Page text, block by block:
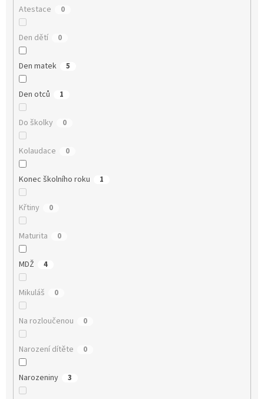
Atestace 0
Den dětí 0
Den matek 5
Den otců 1
Do školky 0
Kolaudace 0
Konec školního roku 1
Křtiny 0
Maturita 0
MDŽ 4
Mikuláš 0
Na rozloučenou 0
Narození dítěte 0
Narozeniny 3